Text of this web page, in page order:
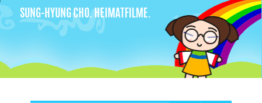
SUNG-HYUNG CHO. HEIMATFILME.